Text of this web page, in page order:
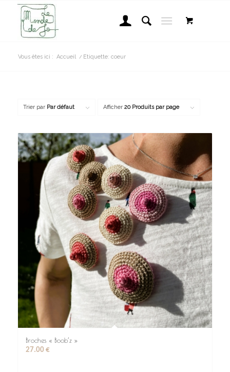
Vous êtes ici : Accueil / Etiquette: coeur
Trier par Par défaut Afficher 20 Produits par page
Broches « Boob’z »
27.00 €